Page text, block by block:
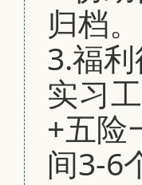
归档。
3.福
实习
+五险
间3-6